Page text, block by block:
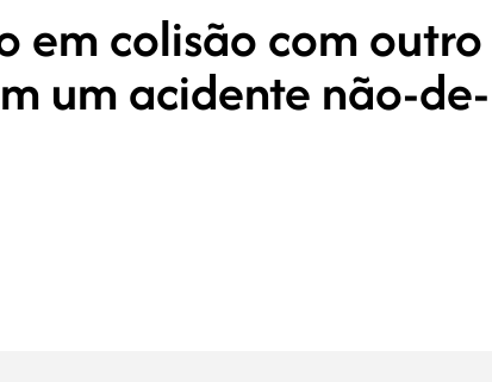
em colisão com outro
um acidente não-de-